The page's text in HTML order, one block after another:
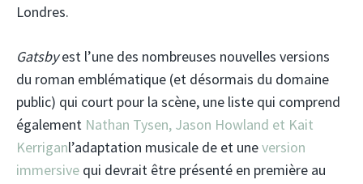
Londres.
Gatsbyest l’une des nombreuses nouvelles versions
du roman emblématique (et désormais du domaine
public) qui court pour la scène, une liste qui comprend
également Nathan Tysen, Jason Howland et Kait
Kerriganl’adaptation musicale de et uneversion
immersive qui devrait être présenté en première au